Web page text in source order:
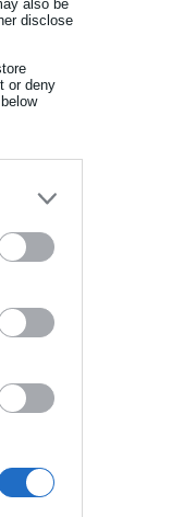
also be
disclose
or deny